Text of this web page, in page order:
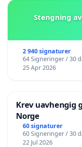
Stengning
2 940 signaturer
64 Signeringer / 30
25 Apr 2026
Krev uavhengig
Norge
60 signaturer
60 Signeringer / 30
22 Jul 2026